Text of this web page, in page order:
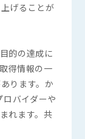
げることが
的の達成に
得情報の一
ります。か
バイダーや
れます。共